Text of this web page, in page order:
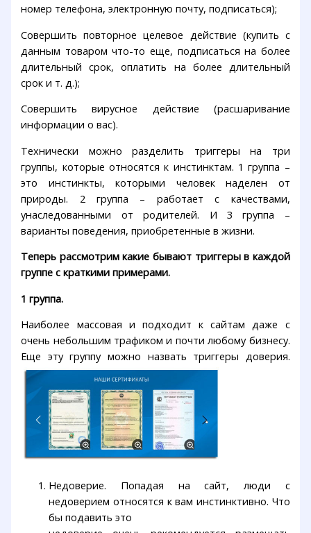
номер телефона, электронную почту, подписаться);
Совершить повторное целевое действие (купить с
данным товаром что-то еще, подписаться на более
длительный срок, оплатить на более длительный
срок и т. д.);
Совершить вирусное действие (расшаривание
информации о вас).
Технически можно разделить триггеры на три
группы, которые относятся к инстинктам. 1 группа –
это инстинкты, которыми человек наделен от
природы. 2 группа – работает с качествами,
унаследованными от родителей. И 3 группа –
варианты поведения, приобретенные в жизни.
Теперь рассмотрим какие бывают триггеры в каждой
группе с краткими примерами.
1 группа.
Наиболее массовая и подходит к сайтам даже с
очень небольшим трафиком и почти любому бизнесу.
Еще эту группу можно назвать триггеры доверия.
Недоверие. Попадая на сайт, люди с
недоверием относятся к вам инстинктивно. Что
бы подавить это